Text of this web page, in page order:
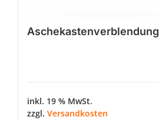
Aschekastenverblendung
inkl. 19 % MwSt.
zzgl. Versandkosten